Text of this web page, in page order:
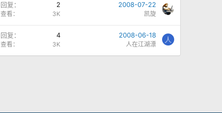
回复 2
查看 3K
2008-07-22
凯旋
回复 4
查看 3K
2008-06-18
人在江湖漂
人